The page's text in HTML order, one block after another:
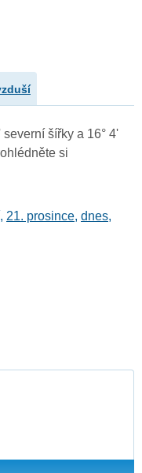
šířky a 16° 4'
si
, 21. prosince, dnes,